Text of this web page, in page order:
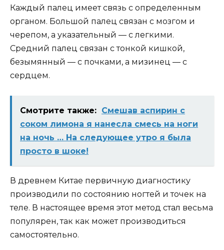
Каждый палец имеет связь с определенным
органом. Большой палец связан с мозгом и
черепом, а указательный — с легкими.
Средний палец связан с тонкой кишкой,
безымянный — с почками, а мизинец — с
сердцем.
Смотрите также: Смешав аспирин с
соком лимона я нанесла смесь на ноги
на ночь … На следующее утро я была
просто в шоке!
В древнем Китае первичную диагностику
производили по состоянию ногтей и точек на
теле. В настоящее время этот метод стал весьма
популярен, так как может производиться
самостоятельно.